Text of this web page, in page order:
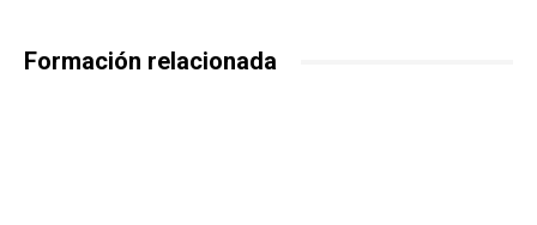
Formación relacionada